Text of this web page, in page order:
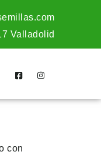
Valladolid
con